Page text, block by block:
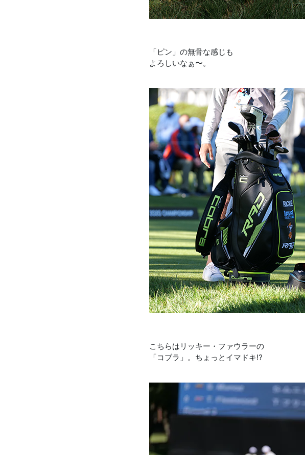
「ピン」の無骨な感じも
よろしいなぁ〜。
こちらはリッキー・ファウラーの
「コブラ」。ちょっとイマドキ⁉︎